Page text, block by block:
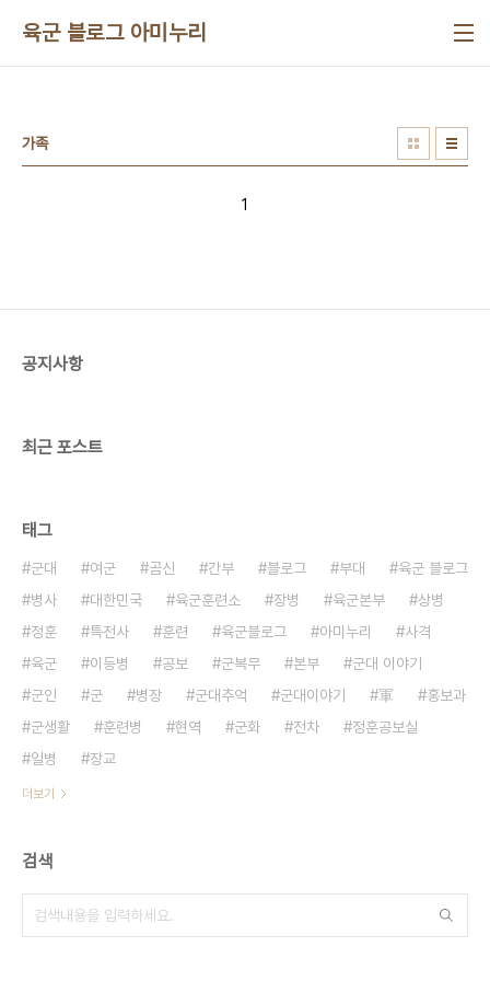
육군 블로그 아미누리
가족
1
공지사항
최근 포스트
태그
군대 여군 곰신 간부 블로그 부대
육군 블로그
병사
대한민국 육군훈련소 장병 육군본부
상병
정훈
특전사 훈련 육군블로그 아미누리
사격
육군
이등병 공보 군복무 본부
군대 이야기
군인
군 병장 군대추억 군대이야기 軍
홍보과
군생활
훈련병 현역 군화 전차
정훈공보실
일병
장교
더보기
검색